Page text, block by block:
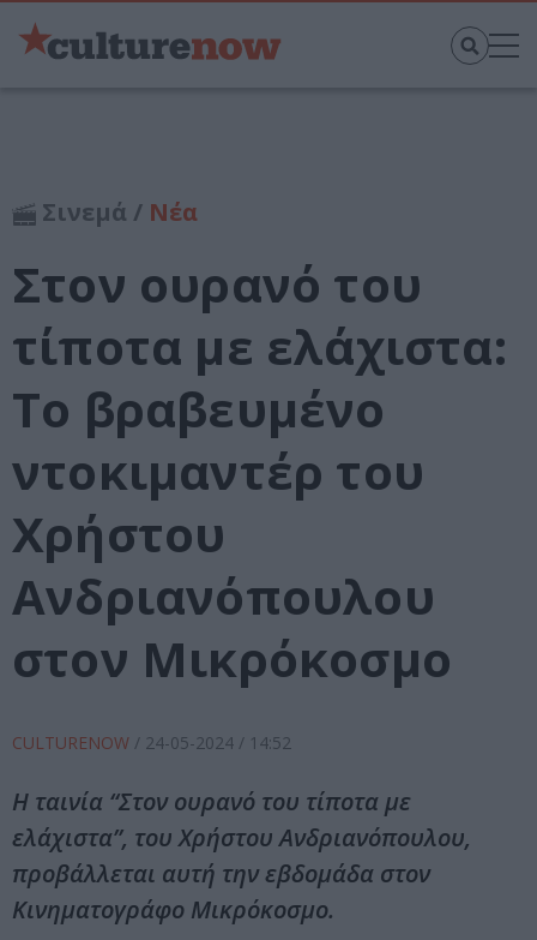
Σινεμά / Νέα
Στον ουρανό του
τίποτα με ελάχιστα:
Το βραβευμένο
ντοκιμαντέρ του
Χρήστου
Ανδριανόπουλου
στον Μικρόκοσμο
CULTURENOW / 24-05-2024 / 14:52
Η ταινία “Στον ουρανό του τίποτα με
ελάχιστα”, του Χρήστου Ανδριανόπουλου,
προβάλλεται αυτή την εβδομάδα στον
Κινηματογράφο Μικρόκοσμο.